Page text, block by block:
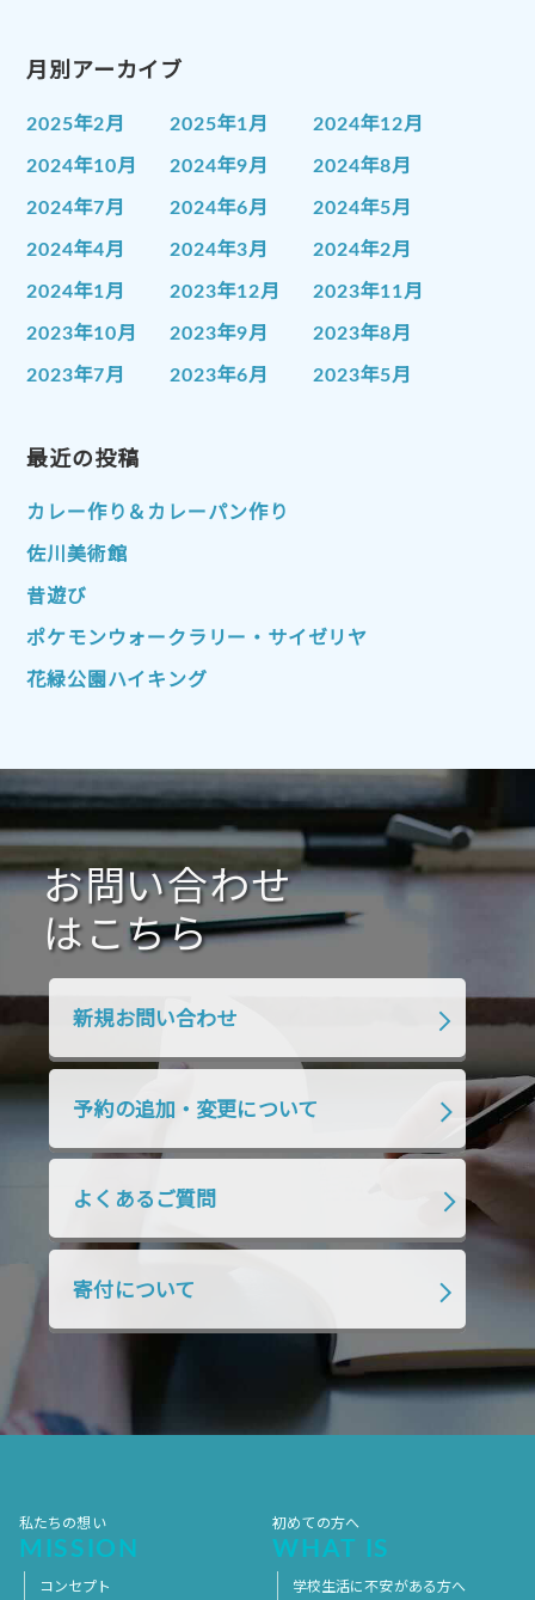
月別アーカイブ
2025年2月 2025年1月 2024年12月
2024年10月 2024年9月 2024年8月
2024年7月 2024年6月 2024年5月
2024年4月 2024年3月 2024年2月
2024年1月 2023年12月 2023年11月
2023年10月 2023年9月 2023年8月
2023年7月 2023年6月 2023年5月
2023年1月
2022年10月 2022年9月
2022年7月
2022年4月
2022年1月 2021年12月 2021年11月
2021年10月 2021年9月
2021年1月 2020年12月 2020年11月
2020年10月 2020年9月 2020年8月
2020年7月 2020年6月 2020年5月
2020年4月 2020年3月 2020年2月
2019年10月 2019年9月
2019年4月
2018年7月 2018年6月
2018年4月 2018年3月 2018年2月
2018年1月 2017年12月
2017年10月 2017年9月 2017年8月
2017年5月
2017年4月
最近の投稿
カレー作り＆カレーパン作り
佐川美術館
昔遊び
ポケモンウォークラリー・サイゼリヤ
花緑公園ハイキング
お問い合わせ
はこちら
新規お問い合わせ
予約の追加・変更について
よくあるご質問
寄付について
私たちの想い
MISSION
コンセプト
初めての方へ
WHAT IS
学校生活に不安がある方へ